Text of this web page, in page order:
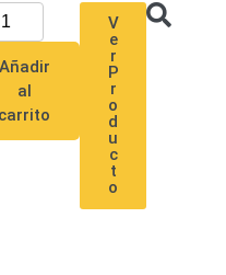
Añadir
al
carrito
V
e
r
P
r
o
d
u
c
t
o